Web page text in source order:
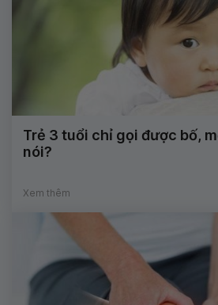
Trẻ 3 tuổi chỉ gọi được bố,
nói?
Xem thêm